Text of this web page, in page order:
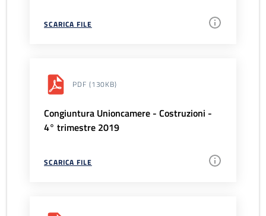
SCARICA FILE
PDF (130KB)
Congiuntura Unioncamere - Costruzioni -
4° trimestre 2019
SCARICA FILE